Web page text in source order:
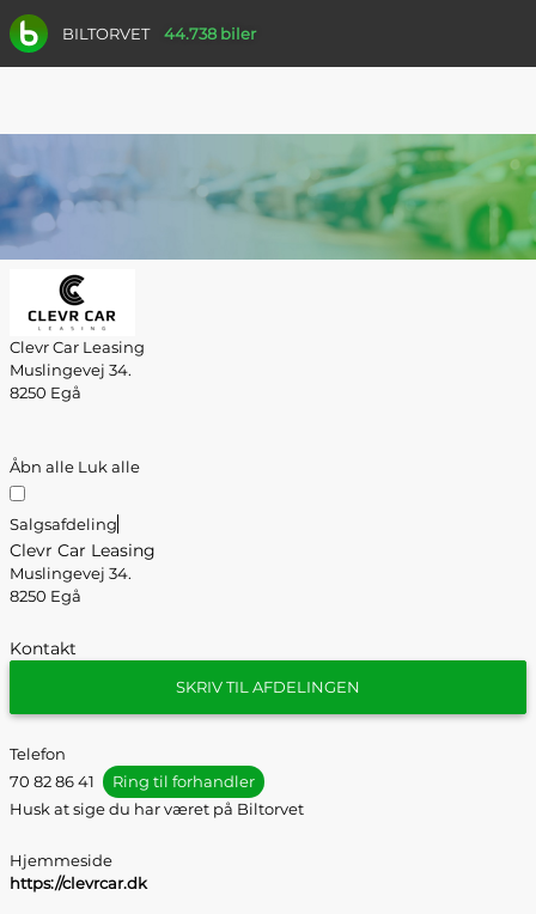
BILTORVET 44.738 biler
Clevr Car Leasing
Muslingevej 34.
8250 Egå
Åbn alle Luk alle
Salgsafdeling
Clevr Car Leasing
Muslingevej 34.
8250 Egå
Kontakt
SKRIV TIL AFDELINGEN
Telefon
70 82 86 41
Ring til forhandler
Husk at sige du har været på Biltorvet
Hjemmeside
https://clevrcar.dk